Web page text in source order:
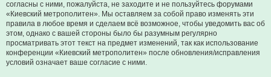
согласны с ними, пожалуйста, не заходите и не пользуйтесь форумами
«Киевский метрополитен». Мы оставляем за собой право изменять эти
правила в любое время и сделаем всё возможное, чтобы уведомить вас об
этом, однако с вашей стороны было бы разумным регулярно
просматривать этот текст на предмет изменений, так как использование
конференции «Киевский метрополитен» после обновления/исправления
условий означает ваше согласие с ними.